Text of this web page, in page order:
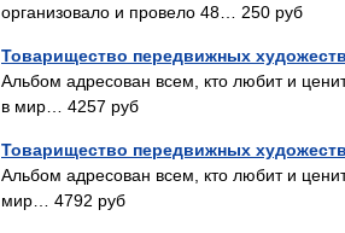
организовало и провело 48… 250 руб
Товарищество передвижных
Альбом адресован всем, кто любит и
в мир… 4257 руб
Товарищество передвижных
Альбом адресован всем, кто любит и
мир… 4792 руб